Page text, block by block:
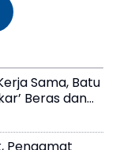
Sama, Batu
Beras dan
Pengamat